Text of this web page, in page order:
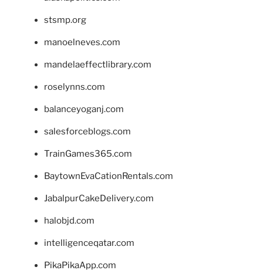
stsmp.org
manoelneves.com
mandelaeffectlibrary.com
roselynns.com
balanceyoganj.com
salesforceblogs.com
TrainGames365.com
BaytownEvaCationRentals.com
JabalpurCakeDelivery.com
halobjd.com
intelligenceqatar.com
PikaPikaApp.com